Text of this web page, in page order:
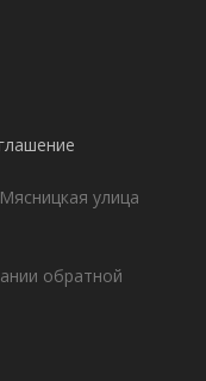
улица
обратной